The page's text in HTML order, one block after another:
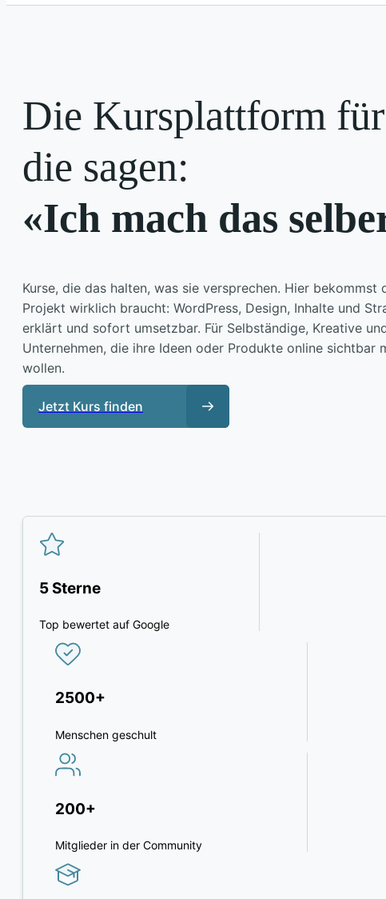
Die Kursplattform
die sagen:
«Ich mach das
Kurse, die das halten, was sie versprechen. Hier bekommst
Projekt wirklich braucht: WordPress, Design, Inhalte und
erklärt und sofort umsetzbar. Für Selbständige, Kreative
Unternehmen, die ihre Ideen oder Produkte online sichtbar
wollen.
Jetzt Kurs finden
5 Sterne
Top bewertet auf Google
2500+
Menschen geschult
200+
Mitglieder in der Community